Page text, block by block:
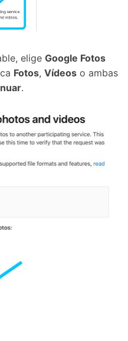
elige Google Fotos
Fotos, Vídeos o ambas
.